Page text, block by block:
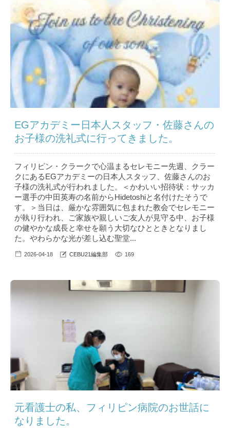
EGアカデミー日本人スタッフ・佐藤さんの
お子様の洗礼式に行ってきました。
フィリピン・クラークで心温まるセレモニー先週、クラー
クにあるEGアカデミーの日本人スタッフ、佐藤さんのお
子様の洗礼式が行われました。＜かわいい招待状：サッカ
ー選手の中田英寿の名前からHidetoshiと名付けたそうで
す。＞当日は、厳かな雰囲気に包まれた教会でセレモニー
が執り行われ、ご家族や親しいご友人が見守る中、お子様
の健やかな成長と幸せを願う大切なひとときとなりまし
た。やわらかな光が差し込む聖堂...
2026-04-18 CEBU21編集部 169
元看護士の私、フィリピン病院のお世話に
なりました。